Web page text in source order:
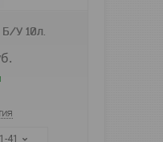
У 10л.
41